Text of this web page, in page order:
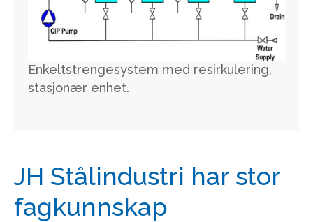
Enkeltstrengesystem med resirkulering,
stasjonær enhet.
JH Stålindustri har stor
fagkunnskap